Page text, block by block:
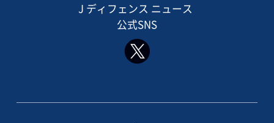
J ディフェンス ニュース
公式SNS